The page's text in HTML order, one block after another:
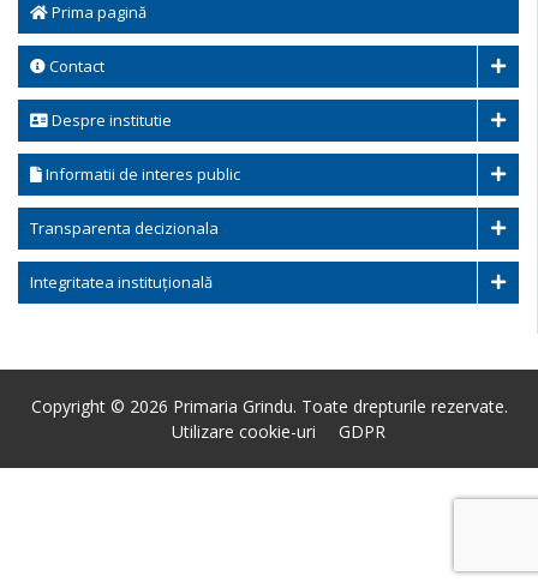
Prima pagină
Contact
Despre institutie
Informatii de interes public
Transparenta decizionala
Integritatea instituțională
Copyright © 2026 Primaria Grindu. Toate drepturile rezervate.
Utilizare cookie-uri
GDPR